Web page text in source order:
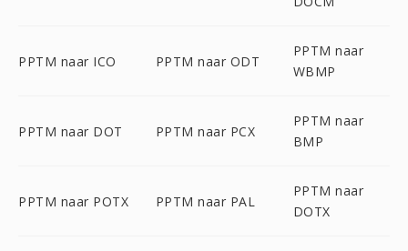
PPTM naar ICO PPTM naar ODT
PPTM naar
WBMP
PPTM naar DOT PPTM naar PCX
PPTM naar
BMP
PPTM naar POTX PPTM naar PAL
PPTM naar
DOTX